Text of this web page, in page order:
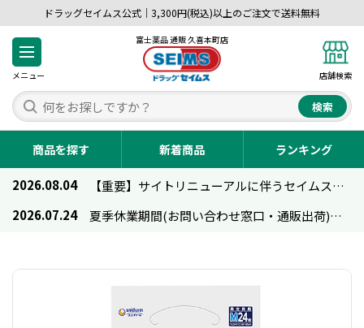
ドラッグセイムス公式｜3,300円(税込)以上のご注文で送料無料
メニュー
富士薬品 通販 久喜本町店
店舗検索
検索
商品を探す 新着商品 ランキング
2026.08.04
【重要】サイトリニューアルに伴うセイムス通販のご利用について
2026.07.24
夏季休業期間(お問い合わせ窓口・通販出荷)のお知らせ